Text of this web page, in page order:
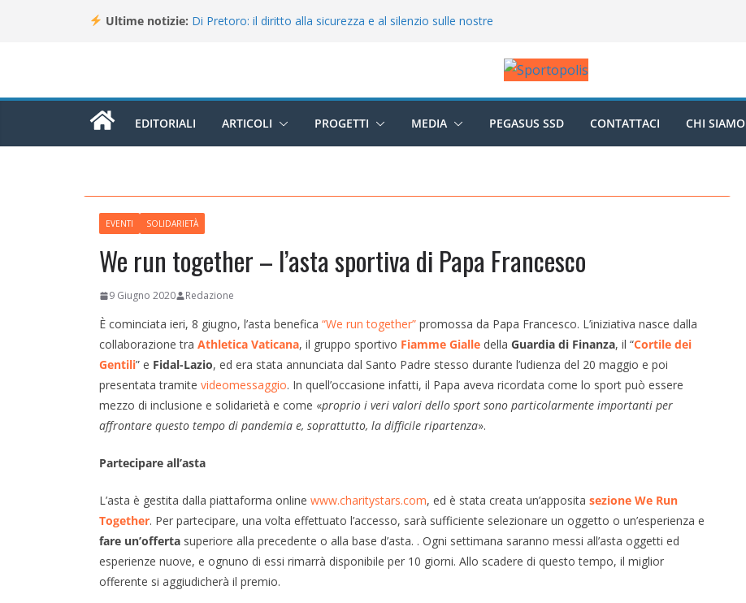
Ultime notizie: Di Pretoro: il diritto alla sicurezza e al silenzio sulle nostre
Ancona
Campiani italiani 3D di Schilpario: assegnati i tricolori
Gli italiani al Tour: CLASSIFICA FINALE, a Davide Piganzoli la
EDITORIALI ARTICOLI PROGETTI MEDIA PEGASUS SSD CONTATTACI CHI SIAMO
EVENTI SOLIDARIETÀ
We run together – l’asta sportiva di Papa Francesco
9 Giugno 2020 Redazione
È cominciata ieri, 8 giugno, l’asta benefica “We run together” promossa da Papa Francesco. L’iniziativa nasce dalla
collaborazione tra Athletica Vaticana, il gruppo sportivo Fiamme Gialle della Guardia di Finanza, il “Cortile dei
Gentili” e Fidal-Lazio, ed era stata annunciata dal Santo Padre stesso durante l’udienza del 20 maggio e poi
presentata tramite videomessaggio. In quell’occasione infatti, il Papa aveva ricordata come lo sport può essere
mezzo di inclusione e solidarietà e come «proprio i veri valori dello sport sono particolarmente importanti per
affrontare questo tempo di pandemia e, soprattutto, la difficile ripartenza».
Partecipare all’asta
L’asta è gestita dalla piattaforma online www.charitystars.com, ed è stata creata un’apposita sezione We Run
Together. Per partecipare, una volta effettuato l’accesso, sarà sufficiente selezionare un oggetto o un’esperienza e
fare un’offerta superiore alla precedente o alla base d’asta. . Ogni settimana saranno messi all’asta oggetti ed
esperienze nuove, e ognuno di essi rimarrà disponibile per 10 giorni. Allo scadere di questo tempo, il miglior
offerente si aggiudicherà il premio.